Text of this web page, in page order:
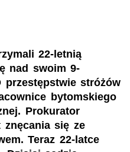
22-letnią
nad swoim 9-
przestępstwie stróżów
bytomskiego
Prokurator
znęcania się ze
Teraz 22-latce